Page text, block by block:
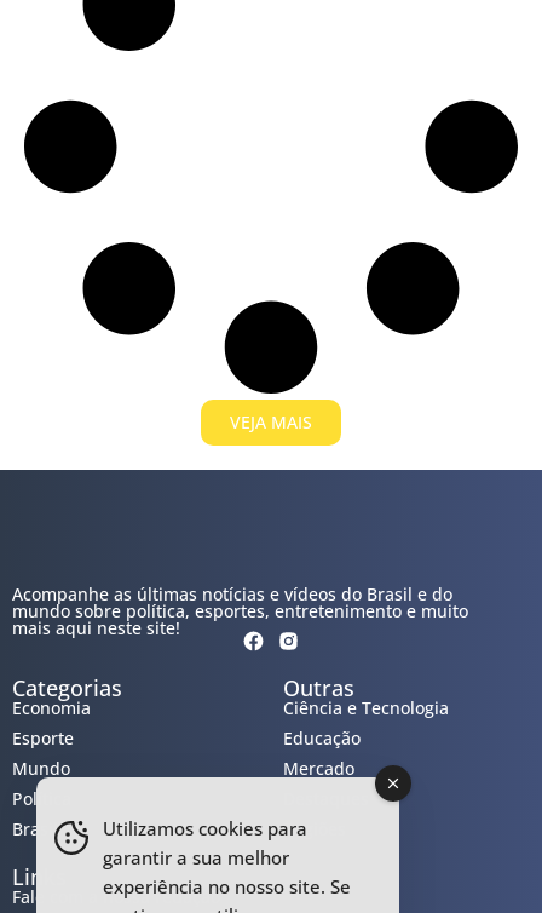
VEJA MAIS
Acompanhe as últimas notícias e vídeos do Brasil e do
mundo sobre política, esportes, entretenimento e muito
mais aqui neste site!
Categorias
Economia
Esporte
Mundo
Política
Brasil
Outras
Ciência e Tecnologia
Educação
Mercado
Regiões
Links
Fale com a nossa redação
Utilizamos cookies para
garantir a sua melhor
experiência no nosso site. Se